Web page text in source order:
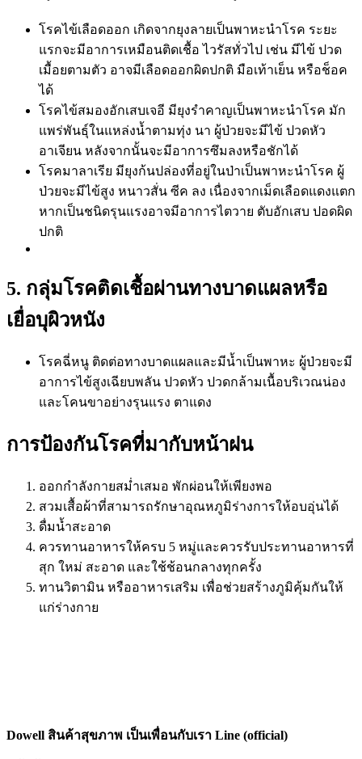
โรคไข้เลือดออก เกิดจากยุงลายเป็นพาหะนำโรค ระยะ
แรกจะมีอาการเหมือนติดเชื้อ ไวรัสทั่วไป เช่น มีไข้ ปวด
เมื้อยตามตัว อาจมีเลือดออกผิดปกติ มือเท้าเย็น หรือช็อค
ได้
โรคไข้สมองอักเสบเจอี มียุงรำคาญเป็นพาหะนำโรค มัก
แพร่พันธุ์ในแหล่งน้ำตามทุ่ง นา ผู้ป่วยจะมีไข้ ปวดหัว
อาเจียน หลังจากนั้นจะมีอาการซึมลงหรือชักได้
โรคมาลาเรีย มียุงก้นปล่องที่อยู่ในป่าเป็นพาหะนำโรค ผู้
ป่วยจะมีไข้สูง หนาวสั่น ซีค ลง เนื่องจากเม็ดเลือดแดงแตก
หากเป็นชนิดรุนแรงอาจมีอาการไตวาย ตับอักเสบ ปอดผิด
ปกติ
5. กลุ่มโรคติดเชื้อผ่านทางบาดแผลหรือ
เยื่อบุผิวหนัง
โรคฉี่หนู ติดต่อทางบาดแผลและมีน้ำเป็นพาหะ ผู้ป่วยจะมี
อาการไข้สูงเฉียบพลัน ปวดหัว ปวดกล้ามเนื้อบริเวณน่อง
และโคนขาอย่างรุนแรง ตาแดง
การป้องกันโรคที่มากับหน้าฝน
ออกกำลังกายสม่ำเสมอ พักผ่อนให้เพียงพอ
สวมเสื้อผ้าที่สามารถรักษาอุณหภูมิร่างการให้อบอุ่นได้
ดื่มน้ำสะอาด
ควรทานอาหารให้ครบ 5 หมู่และควรรับประทานอาหารที่
สุก ใหม่ สะอาด และใช้ช้อนกลางทุกครั้ง
ทานวิตามิน หรืออาหารเสริม เพื่อช่วยสร้างภูมิคุ้มกันให้
แก่ร่างกาย
Dowell สินค้าสุขภาพ เป็นเพื่อนกับเรา Line (official)